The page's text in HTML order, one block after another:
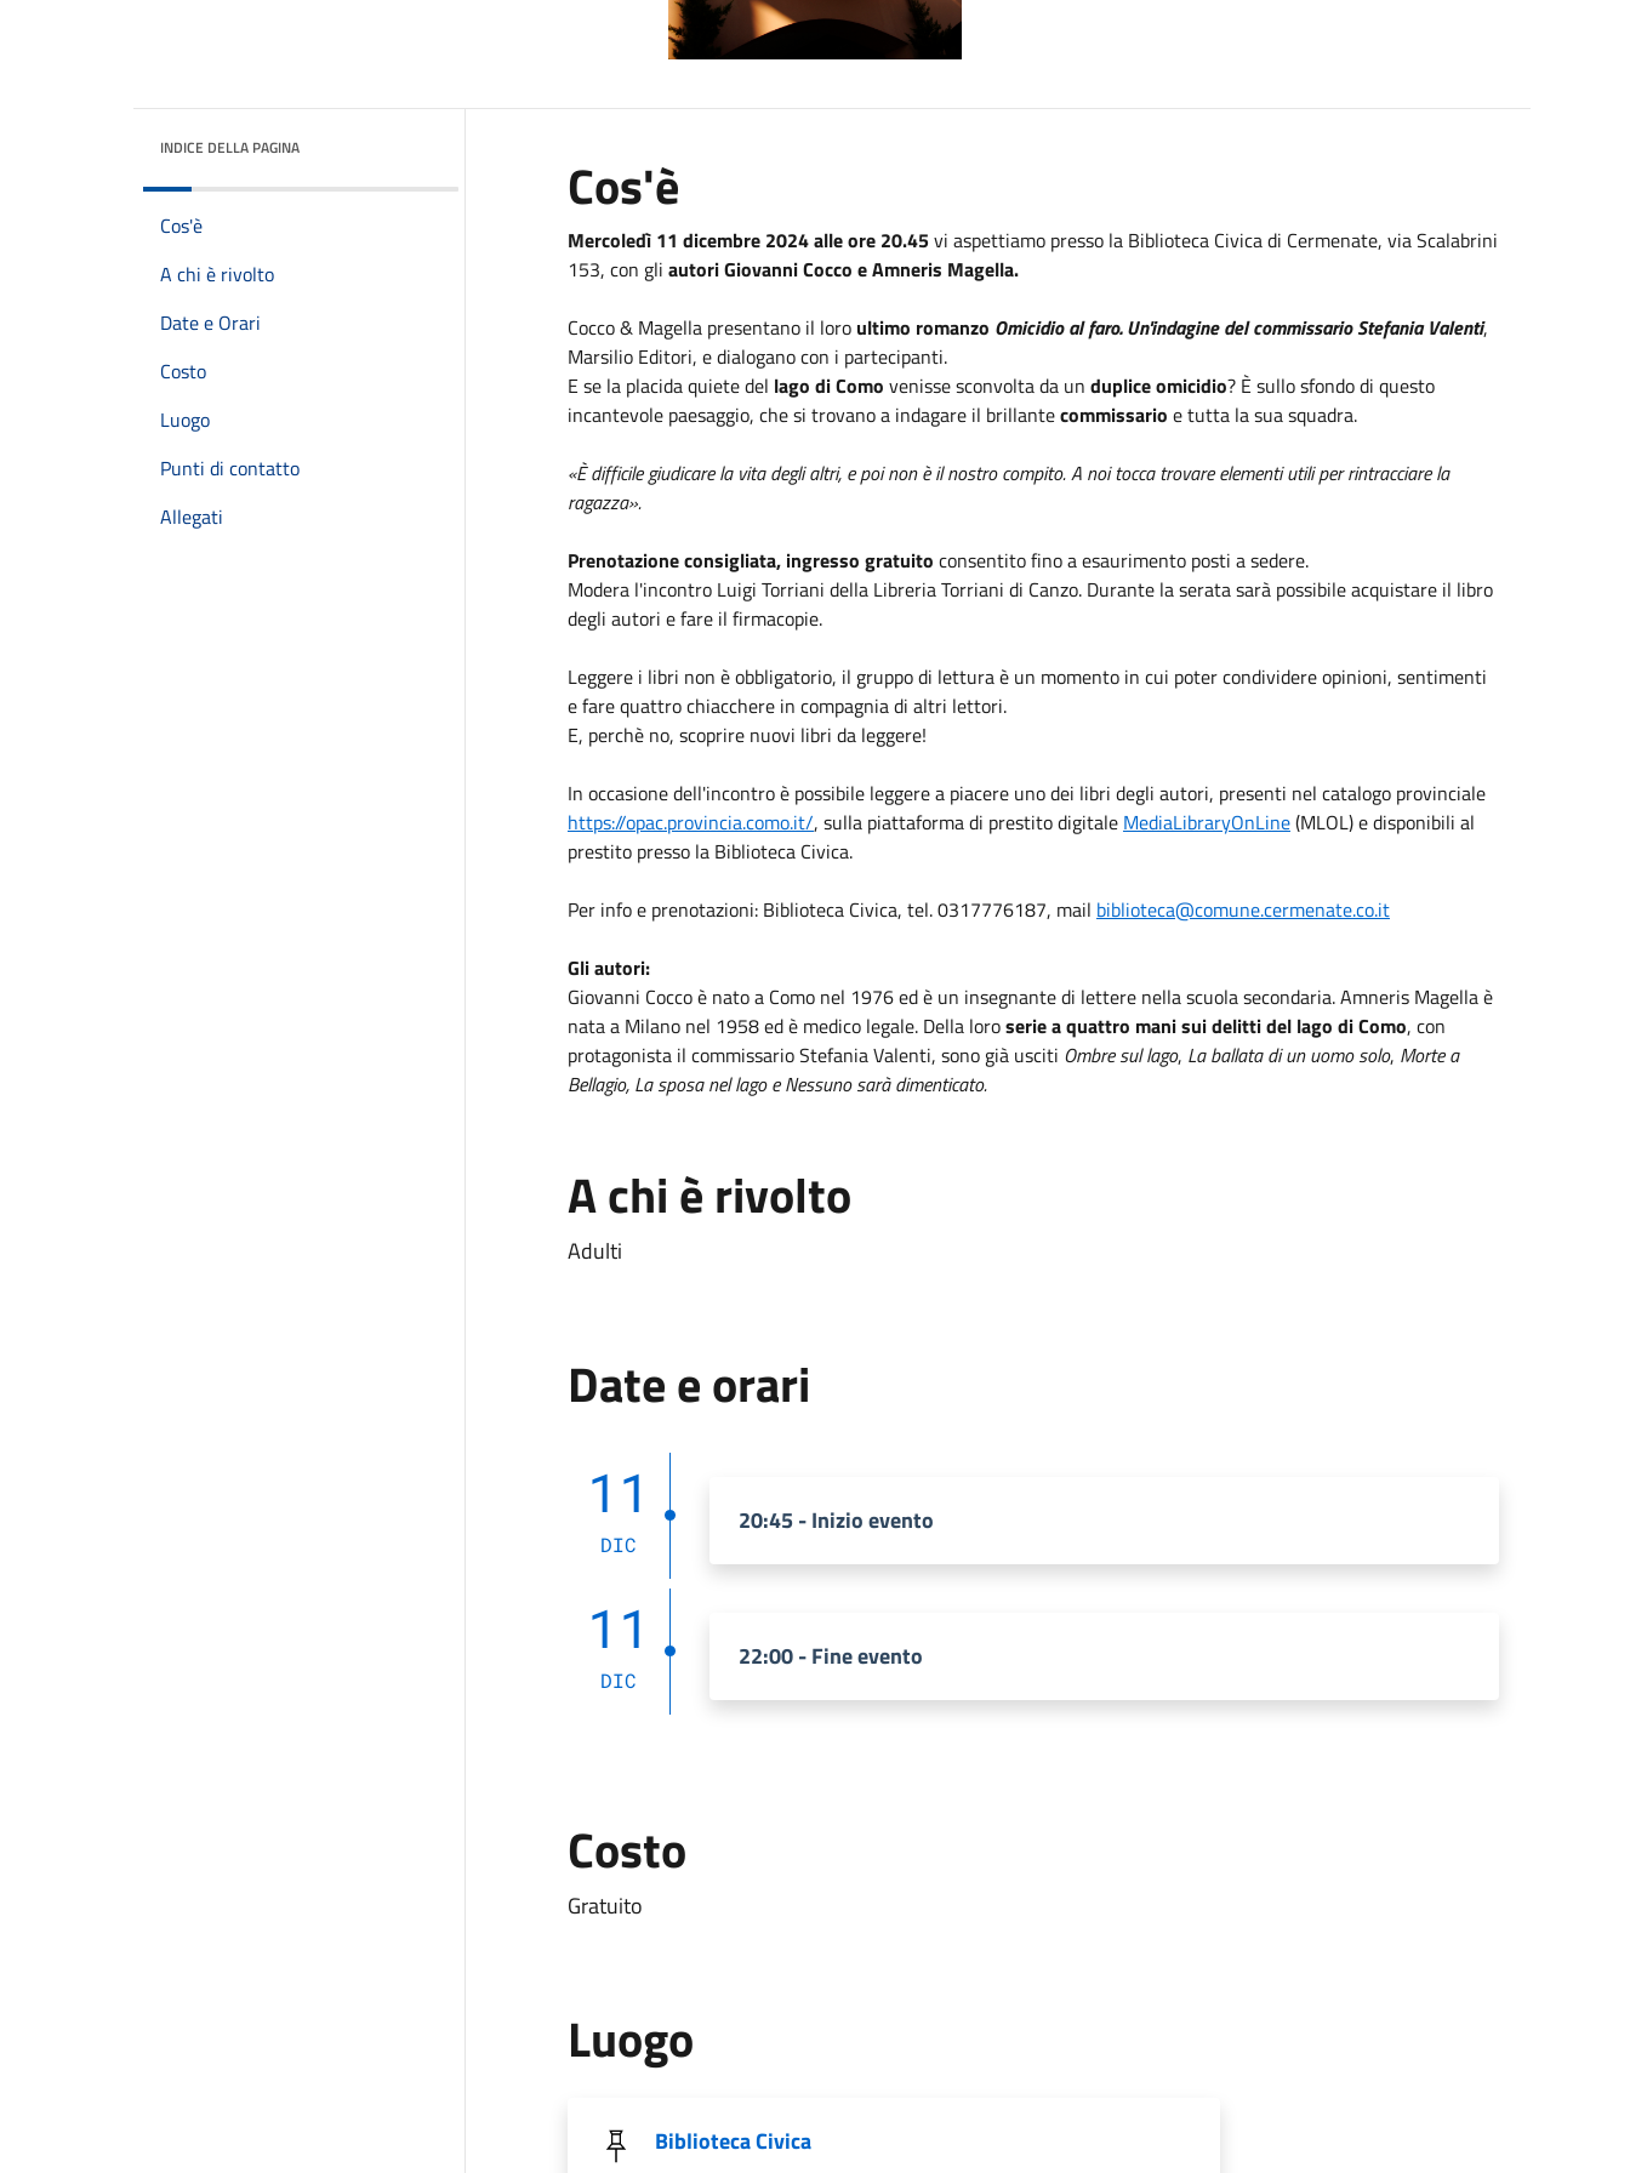
INDICE DELLA PAGINA
Cos'è
A chi è rivolto
Date e Orari
Costo
Luogo
Punti di contatto
Allegati
Cos'è
Mercoledì 11 dicembre 2024 alle ore 20.45vi aspettiamo presso la Biblioteca Civica di Cermenate, via Scalabrini
153, con gli autori Giovanni Cocco e Amneris Magella.
Cocco & Magella presentano il loro ultimo romanzo Omicidio al faro. Un'indagine del commissario Stefania Valenti,
Marsilio Editori, e dialogano con i partecipanti.
E se la placida quiete del lago di Como venisse sconvolta da un duplice omicidio? È sullo sfondo di questo
incantevole paesaggio, che si trovano a indagare il brillantecommissario e tutta la sua squadra.
«È difficile giudicare la vita degli altri, e poi non è il nostro compito. A noi tocca trovare elementi utili per rintracciare la
ragazza».
Prenotazione consigliata, ingresso gratuito consentito fino a esaurimento posti a sedere.
Modera l'incontro Luigi Torriani della Libreria Torriani di Canzo. Durante la serata sarà possibile acquistare il libro
degli autori e fare il firmacopie.
Leggere i libri non è obbligatorio, il gruppo di lettura è un momento in cui poter condividere opinioni, sentimenti
e fare quattro chiacchere in compagnia di altri lettori.
E, perchè no, scoprire nuovi libri da leggere!
In occasione dell'incontro è possibile leggere a piacere uno dei libri degli autori, presenti nel catalogo provinciale
https://opac.provincia.como.it/, sulla piattaforma di prestito digitale MediaLibraryOnLine(MLOL) e disponibili al
prestito presso la Biblioteca Civica.
Per info e prenotazioni: Biblioteca Civica, tel. 0317776187, mail biblioteca@comune.cermenate.co.it
Gli autori:
Giovanni Cocco è nato a Como nel 1976 ed è un insegnante di lettere nella scuola secondaria. Amneris Magella è
nata a Milano nel 1958 ed è medico legale. Della loroserie a quattro mani sui delitti del lago di Como, con
protagonista il commissario Stefania Valenti, sono già usciti Ombre sul lago, La ballata di un uomo solo, Morte a
Bellagio, La sposa nel lago e Nessuno sarà dimenticato.
A chi è rivolto
Adulti
Date e orari
11
DIC
20:45 - Inizio evento
11
DIC
22:00 - Fine evento
Costo
Gratuito
Luogo
Biblioteca Civica